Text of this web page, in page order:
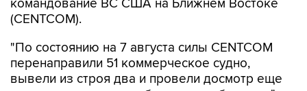
"По состоянию на 7 августа силы CENTCOM
вывели из строя два и провели досмотр еще
двух судов в рамках обеспечения блокады", -
говорится в сообщении.